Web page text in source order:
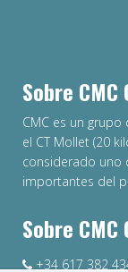
Sobre
CMC es un
el CT Mollet (20
considerado uno
importantes del
Sobre
+34 617 382